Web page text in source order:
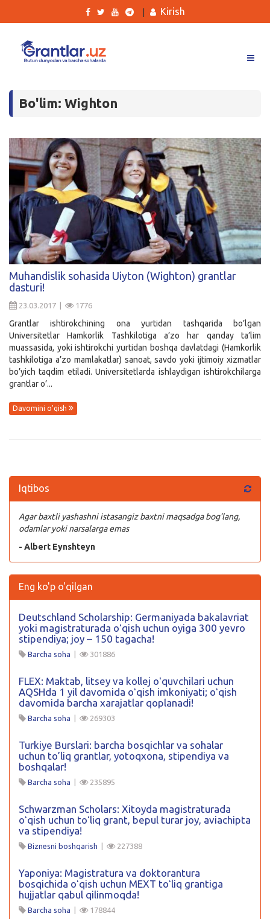
Tanlovlar
Kurslar
Blog
Yana
Qidirish
Kirish
Kirish
Bo'lim: Wighton
Muhandislik sohasida Uiyton (Wighton) grantlar
dasturi!
23.03.2017 | 1776
Grantlar ishtirokchining ona yurtidan tashqarida bo’lgan
Universitetlar Hamkorlik Tashkilotiga a’zo har qanday ta’lim
muassasida, yoki ishtirokchi yurtidan boshqa davlatdagi (Hamkorlik
tashkilotiga a’zo mamlakatlar) sanoat, savdo yoki ijtimoiy xizmatlar
bo’yich taqdim etiladi. Universitetlarda ishlaydigan ishtirokchilarga
grantlar o’...
Davomini o'qish
Iqtibos
Agar baxtli yashashni istasangiz baxtni maqsadga bog’lang,
odamlar yoki narsalarga emas
- Albert Eynshteyn
Eng ko'p o'qilgan
Deutschland Scholarship: Germaniyada bakalavriat
yoki magistraturada oʻqish uchun oyiga 300 yevro
stipendiya; joy – 150 tagacha!
Barcha soha 301886
FLEX: Maktab, litsey va kollej oʻquvchilari uchun
AQSHda 1 yil davomida oʻqish imkoniyati; oʻqish
davomida barcha xarajatlar qoplanadi!
Barcha soha 269303
Turkiye Burslari: barcha bosqichlar va sohalar
uchun to’liq grantlar, yotoqxona, stipendiya va
boshqalar!
Barcha soha 235895
Schwarzman Scholars: Xitoyda magistraturada
oʻqish uchun toʻliq grant, bepul turar joy, aviachipta
va stipendiya!
Biznesni boshqarish 227388
Yaponiya: Magistratura va doktorantura
bosqichida oʻqish uchun MEXT toʻliq grantiga
hujjatlar qabul qilinmoqda!
Barcha soha 178844